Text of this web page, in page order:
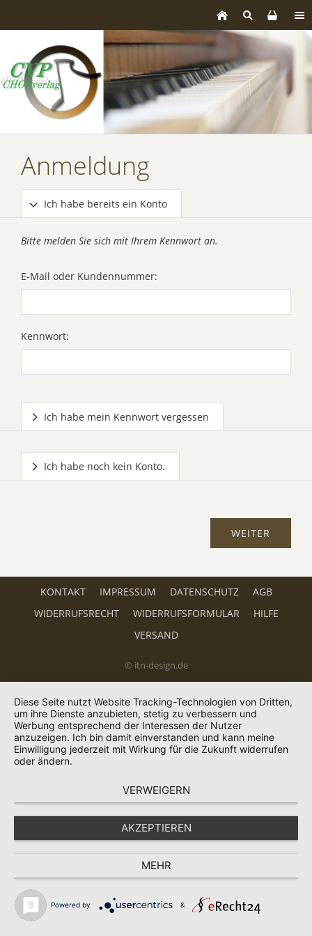
Anmeldung
Ich habe bereits ein Konto
Bitte melden Sie sich mit Ihrem Kennwort an.
E-Mail oder Kundennummer:
Kennwort:
Ich habe mein Kennwort vergessen
Ich habe noch kein Konto.
KONTAKT IMPRESSUM DATENSCHUTZ
AGB
WIDERRUFSRECHT
WIDERRUFSFORMULAR
HILFE
VERSAND
© itn-design.de
Diese Seite nutzt Website Tracking-Technologien von Dritten,
um ihre Dienste anzubieten, stetig zu verbessern und
Werbung entsprechend der Interessen der Nutzer
anzuzeigen. Ich bin damit einverstanden und kann meine
Einwilligung jederzeit mit Wirkung für die Zukunft widerrufen
oder ändern.
VERWEIGERN
AKZEPTIEREN
MEHR
Powered by &